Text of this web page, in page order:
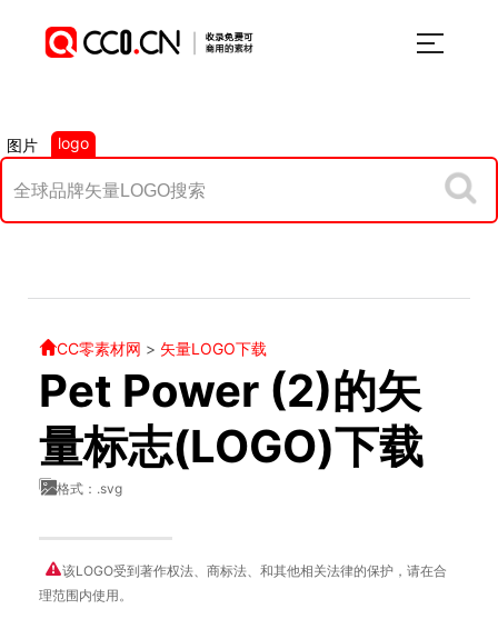
图片 logo
CC零素材网 > 矢量LOGO下载
Pet Power (2)的矢
量标志(LOGO)下载
格式：.svg
该LOGO受到著作权法、商标法、和其他相关法律的保护，请在合
理范围内使用。